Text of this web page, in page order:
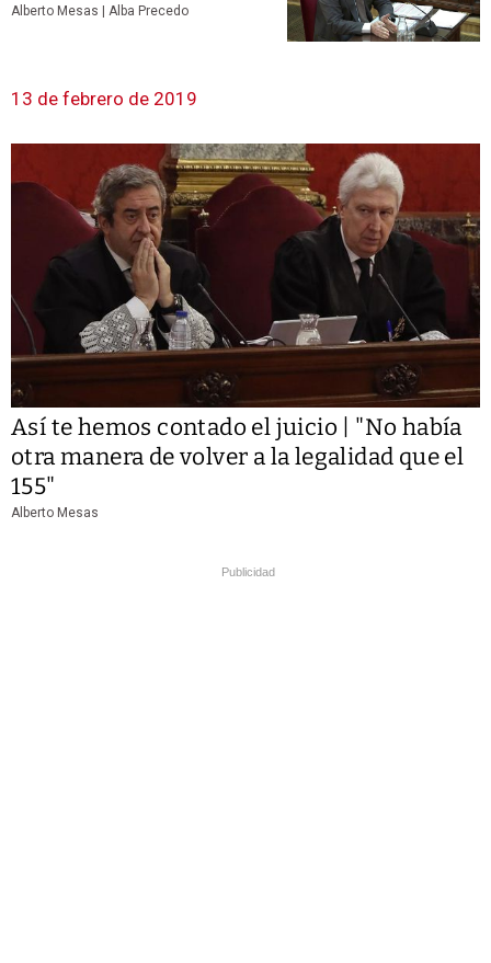
Alberto Mesas | Alba Precedo
13 de febrero de 2019
Así te hemos contado el juicio | "No había
otra manera de volver a la legalidad que el
155"
Alberto Mesas
Publicidad